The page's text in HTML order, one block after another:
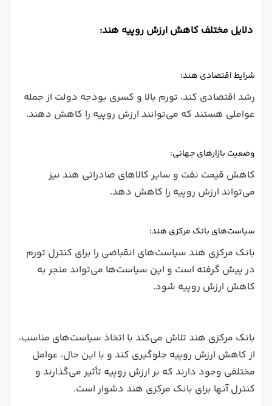
دلایل مختلف کاهش ارزش روپیه هند:
شرایط اقتصادی هند:
رشد اقتصادی کند، تورم بالا و کسری بودجه دولت از جمله
عواملی هستند که می‌توانند ارزش روپیه را کاهش دهند.
وضعیت بازارهای جهانی:
کاهش قیمت نفت و سایر کالاهای صادراتی هند نیز
می‌تواند ارزش روپیه را کاهش دهد.
سیاست‌های بانک مرکزی هند:
بانک مرکزی هند سیاست‌های انقباضی را برای کنترل تورم
در پیش گرفته است و این سیاست‌ها می‌تواند منجر به
کاهش ارزش روپیه شود.
بانک مرکزی هند تلاش می‌کند با اتخاذ سیاست‌های مناسب،
از کاهش ارزش روپیه جلوگیری کند و با این حال، عوامل
مختلفی وجود دارند که بر ارزش روپیه تأثیر می‌گذارند و
کنترل آنها برای بانک مرکزی هند دشوار است.